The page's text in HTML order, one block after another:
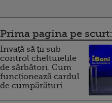
Prima pagina pe scurt:
Invață să ții sub
control cheltuielile
de sărbători. Cum
funcționează cardul
de cumpărături